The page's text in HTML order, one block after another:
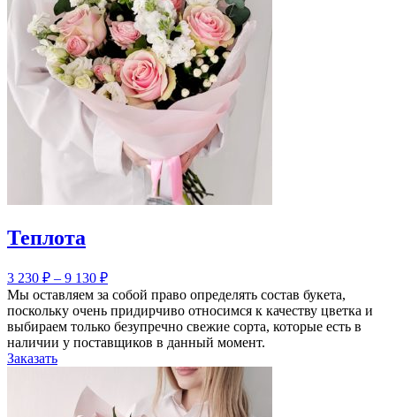
Теплота
3 230 ₽ – 9 130 ₽
Мы оставляем за собой право определять состав букета,
поскольку очень придирчиво относимся к качеству цветка и
выбираем только безупречно свежие сорта, которые есть в
наличии у поставщиков в данный момент.
Заказать